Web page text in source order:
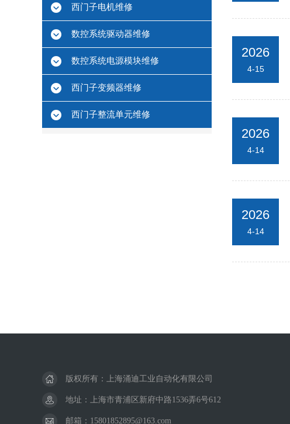
西门子电机维修
数控系统驱动器维修
数控系统电源模块维修
西门子变频器维修
西门子整流单元维修
2026
4-15
2026
4-14
2026
4-14
版权所有：上海涌迪工业自动化有限公司
地址：上海市青浦区新府中路1536弄6号612
邮箱：15801852895@163.com